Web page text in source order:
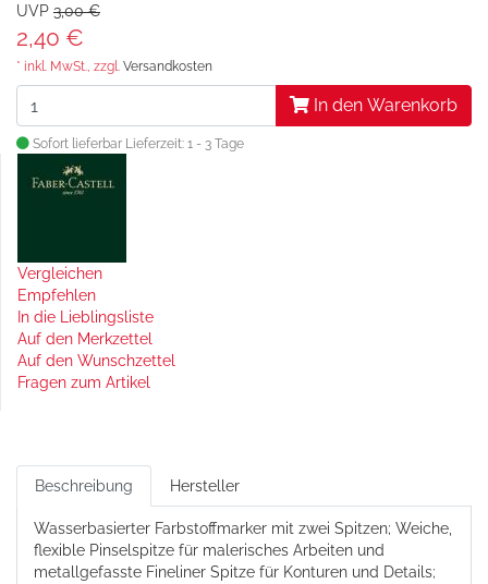
UVP 3,00 €
2,40 €
* inkl. MwSt., zzgl. Versandkosten
In den Warenkorb
Sofort lieferbar Lieferzeit: 1 - 3 Tage
Vergleichen
Empfehlen
In die Lieblingsliste
Auf den Merkzettel
Auf den Wunschzettel
Fragen zum Artikel
Beschreibung Hersteller
Wasserbasierter Farbstoffmarker mit zwei Spitzen; Weiche,
flexible Pinselspitze für malerisches Arbeiten und
metallgefasste Fineliner Spitze für Konturen und Details;